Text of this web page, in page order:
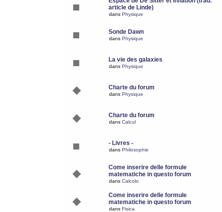
article de Linde)
dans Physique
Sonde Dawn
dans Physique
La vie des galaxies
dans Physique
Charte du forum
dans Physique
Charte du forum
dans Calcul
- Livres -
dans Philosophie
Come inserire delle formule
matematiche in questo forum
dans Calcolo
Come inserire delle formule
matematiche in questo forum
dans Fisica